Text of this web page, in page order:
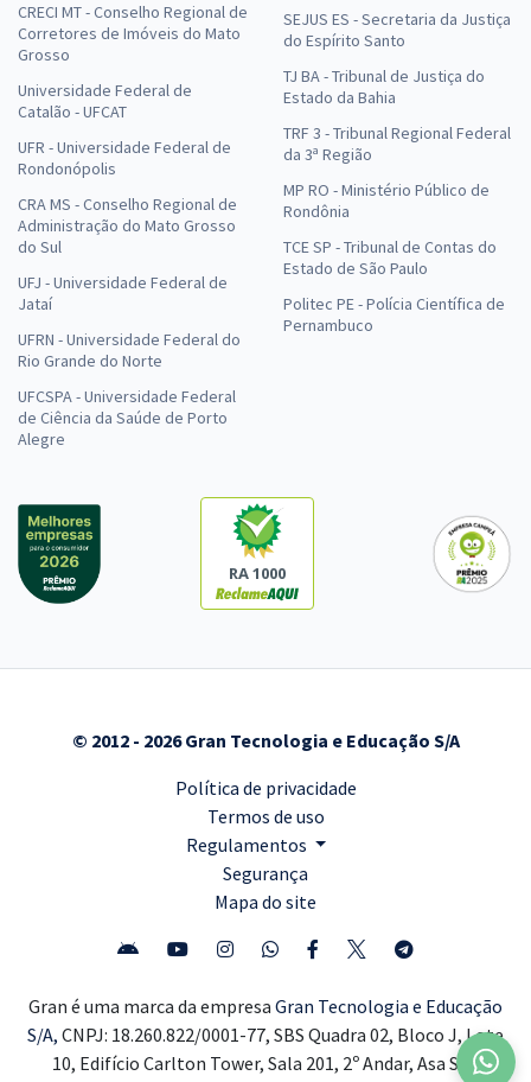
CRECI MT - Conselho Regional de
Corretores de Imóveis do Mato
Grosso
Universidade Federal de
Catalão - UFCAT
UFR - Universidade Federal de
Rondonópolis
CRA MS - Conselho Regional de
Administração do Mato Grosso
do Sul
UFJ - Universidade Federal de
Jataí
UFRN - Universidade Federal do
Rio Grande do Norte
UFCSPA - Universidade Federal
de Ciência da Saúde de Porto
Alegre
SEJUS ES - Secretaria da Justiça
do Espírito Santo
TJ BA - Tribunal de Justiça do
Estado da Bahia
TRF 3 - Tribunal Regional Federal
da 3ª Região
MP RO - Ministério Público de
Rondônia
TCE SP - Tribunal de Contas do
Estado de São Paulo
Politec PE - Polícia Científica de
Pernambuco
RA 1000
© 2012 - 2026 Gran Tecnologia e Educação S/A
Política de privacidade
Termos de uso
Regulamentos
Segurança
Mapa do site
Gran é uma marca da empresa Gran Tecnologia e Educação
S/A, CNPJ: 18.260.822/0001-77, SBS Quadra 02, Bloco J, Lote
10, Edifício Carlton Tower, Sala 201, 2º Andar, Asa Sul,